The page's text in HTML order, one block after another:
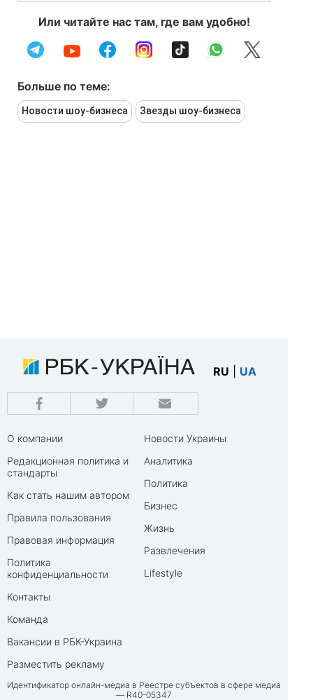
Или читайте нас там, где вам удобно!
Больше по теме:
Новости шоу-бизнеса Звезды шоу-бизнеса
RU UA
О компании
Редакционная политика и
стандарты
Как стать нашим автором
Правила пользования
Правовая информация
Политика
конфиденциальности
Контакты
Команда
Вакансии в РБК-Украина
Разместить рекламу
Новости Украины
Аналитика
Политика
Бизнес
Жизнь
Развлечения
Lifestyle
Идентификатор онлайн-медиа в Реестре субъектов в сфере медиа
— R40-05347